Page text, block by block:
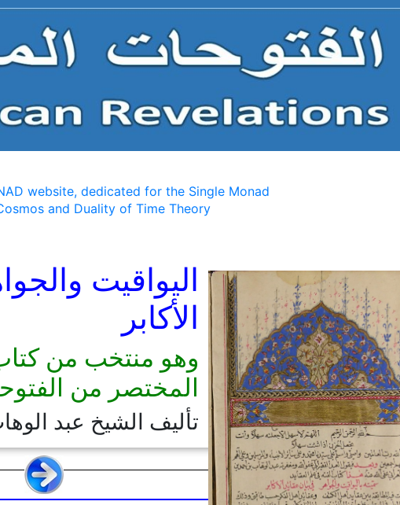
website, dedicated for the Single Monad
and Duality of Time Theory
اليواقيت
الأكابر
وهو منتخب من كتاب
المختصر من
تأليف الشيخ عبد